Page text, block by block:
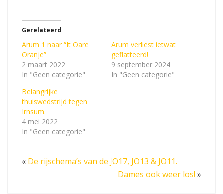
Gerelateerd
Arum 1 naar “It Oare
Oranje”
2 maart 2022
In "Geen categorie"
Arum verliest ietwat
geflatteerd!
9 september 2024
In "Geen categorie"
Belangrijke
thuiswedstrijd tegen
Irnsum.
4 mei 2022
In "Geen categorie"
« De rijschema’s van de JO17, JO13 & JO11.
Dames ook weer los! »